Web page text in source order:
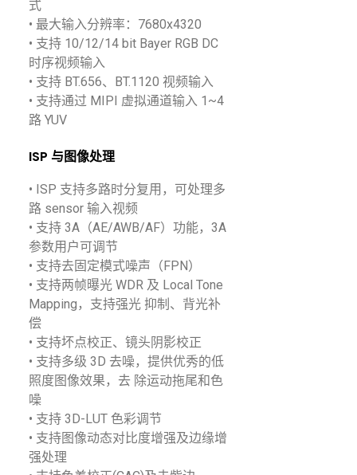
式
• 最大输入分辨率：7680x4320
• 支持 10/12/14 bit Bayer RGB DC
时序视频输入
• 支持 BT.656、BT.1120 视频输入
• 支持通过 MIPI 虚拟通道输入 1~4
路 YUV
ISP 与图像处理
• ISP 支持多路时分复用，可处理多
路 sensor 输入视频
• 支持 3A（AE/AWB/AF）功能，3A
参数用户可调节
• 支持去固定模式噪声（FPN）
• 支持两帧曝光 WDR 及 Local Tone
Mapping，支持强光 抑制、背光补
偿
• 支持坏点校正、镜头阴影校正
• 支持多级 3D 去噪，提供优秀的低
照度图像效果，去 除运动拖尾和色
噪
• 支持 3D-LUT 色彩调节
• 支持图像动态对比度增强及边缘增
强处理